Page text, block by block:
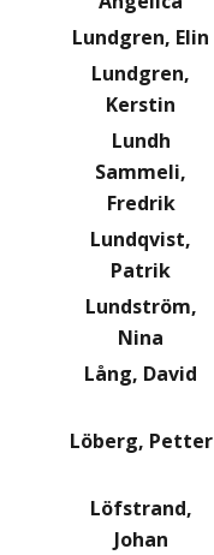
Lundgren, Elin
Lundgren,
Kerstin
Lundh
Sammeli,
Fredrik
Lundqvist,
Patrik
Lundström,
Nina
Lång, David
Löberg, Petter
Löfstrand,
Johan